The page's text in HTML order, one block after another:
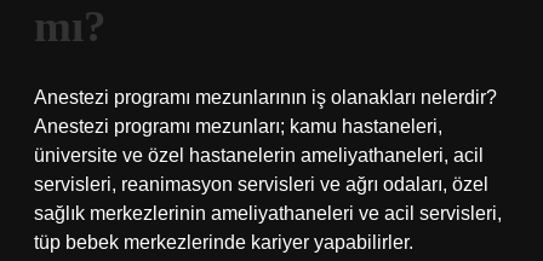
mı?
Anestezi programı mezunlarının iş olanakları nelerdir?
Anestezi programı mezunları; kamu hastaneleri,
üniversite ve özel hastanelerin ameliyathaneleri, acil
servisleri, reanimasyon servisleri ve ağrı odaları, özel
sağlık merkezlerinin ameliyathaneleri ve acil servisleri,
tüp bebek merkezlerinde kariyer yapabilirler.